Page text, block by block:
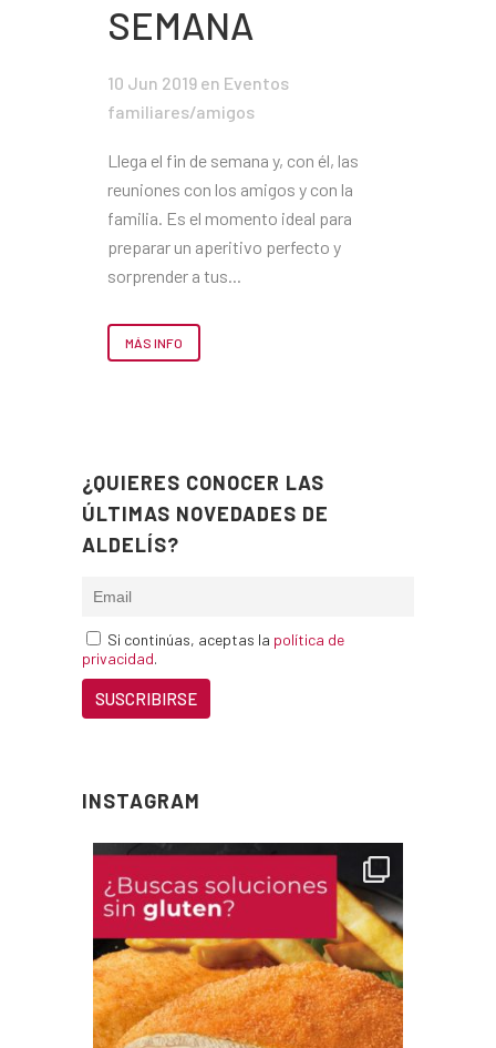
SEMANA
10 Jun 2019 en Eventos
familiares/amigos
Llega el fin de semana y, con él, las
reuniones con los amigos y con la
familia. Es el momento ideal para
preparar un aperitivo perfecto y
sorprender a tus...
MÁS INFO
¿QUIERES CONOCER LAS
ÚLTIMAS NOVEDADES DE
ALDELÍS?
Si continúas, aceptas la política de
privacidad.
INSTAGRAM